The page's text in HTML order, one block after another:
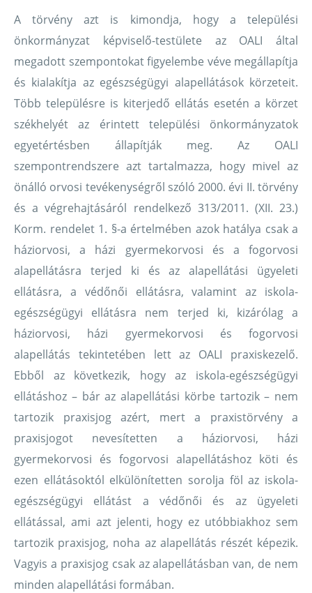
A törvény azt is kimondja, hogy a települési
önkormányzat képviselő-testülete az OALI által
megadott szempontokat figyelembe véve megállapítja
és kialakítja az egészségügyi alapellátások körzeteit.
Több településre is kiterjedő ellátás esetén a körzet
székhelyét az érintett települési önkormányzatok
egyetértésben állapítják meg. Az OALI
szempontrendszere azt tartalmazza, hogy mivel az
önálló orvosi tevékenységről szóló 2000. évi II. törvény
és a végrehajtásáról rendelkező 313/2011. (XII. 23.)
Korm. rendelet 1. §-a értelmében azok hatálya csak a
háziorvosi, a házi gyermekorvosi és a fogorvosi
alapellátásra terjed ki és az alapellátási ügyeleti
ellátásra, a védőnői ellátásra, valamint az iskola-
egészségügyi ellátásra nem terjed ki, kizárólag a
háziorvosi, házi gyermekorvosi és fogorvosi
alapellátás tekintetében lett az OALI praxiskezelő.
Ebből az következik, hogy az iskola-egészségügyi
ellátáshoz – bár az alapellátási körbe tartozik – nem
tartozik praxisjog azért, mert a praxistörvény a
praxisjogot nevesítetten a háziorvosi, házi
gyermekorvosi és fogorvosi alapellátáshoz köti és
ezen ellátásoktól elkülönítetten sorolja föl az iskola-
egészségügyi ellátást a védőnői és az ügyeleti
ellátással, ami azt jelenti, hogy ez utóbbiakhoz sem
tartozik praxisjog, noha az alapellátás részét képezik.
Vagyis a praxisjog csak az alapellátásban van, de nem
minden alapellátási formában.